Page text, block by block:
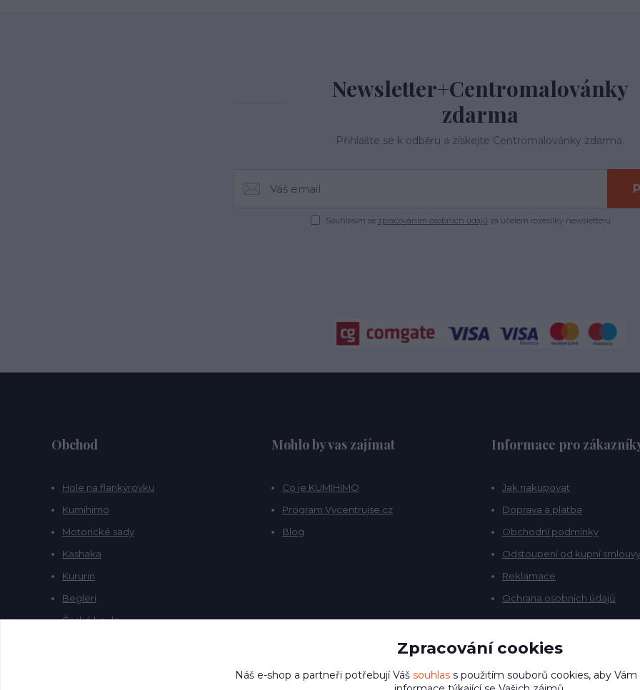
Newsletter+Centromalovánky
zdarma
Přihlašte se k odběru a získejte Centromalovánky zdarma.
Souhlasím se zpracováním osobních údajů za účelem rozesílky newsletteru.
Obchod
Hole na flankýrovku
Kumihimo
Motorické sady
Kashaka
Kururin
Begleri
České koule
Mohlo by vas zajímat
Co je KUMIHIMO
Program Vycentrujse.cz
Blog
Informace pro
Jak nakupovat
Doprava a platba
Obchodní podmínky
Odstoupení od kupní smlouvy
Reklamace
Ochrana osobních údajů
Zpracování cookies
Náš e-shop a partneři potřebují Váš souhlass použitím souborů cookies, aby